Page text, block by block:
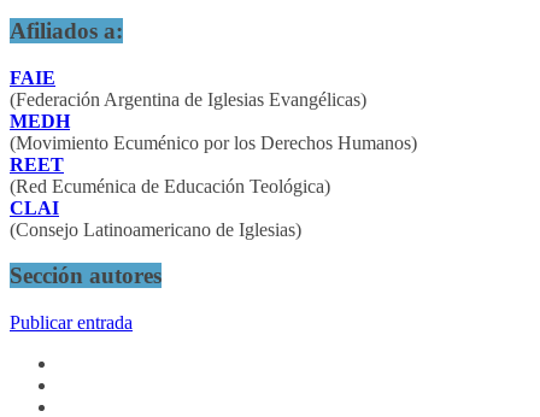
Afiliados a:
FAIE
(Federación Argentina de Iglesias Evangélicas)
MEDH
(Movimiento Ecuménico por los Derechos Humanos)
REET
(Red Ecuménica de Educación Teológica)
CLAI
(Consejo Latinoamericano de Iglesias)
Sección autores
Publicar entrada